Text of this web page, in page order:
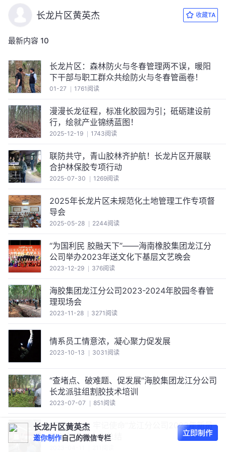
长龙片区黄英杰 收藏TA
最新内容 10
长龙片区：森林防火与冬春管理两不误，暖阳
下干部与职工群众共绘防火与冬春管画卷！
01-27 1761阅读
漫漫长龙征程，标准化胶园为引；砥砺建设前
行，绘就产业锦绣蓝图！
2025-12-19 1743阅读
联防共守，青山胶林齐护航！长龙片区开展联
合护林保胶专项行动
2025-07-30 1269阅读
2025年长龙片区未规范化土地管理工作专项督
导会
2025-05-28 2244阅读
“为国利民 胶融天下”——海南橡胶集团龙江分
公司举办2023年送文化下基层文艺晚会
2023-12-29 376阅读
海胶集团龙江分公司2023-2024年胶园冬春管
理现场会
2023-11-28 3271阅读
情系员工情意浓，凝心聚力促发展
2023-10-13 3031阅读
“查堵点、破难题、促发展”海胶集团龙江分公司
长龙派驻组割胶技术培训
2023-07-07 851阅读
“不忘初心，牢记使命”龙江分公司2023年新员
工入职培训大会总结
长龙片区黄英杰
邀你制作 自己的微信专栏